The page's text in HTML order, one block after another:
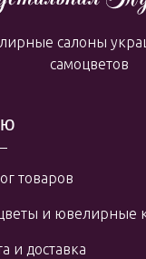
товаров
и ювелирные
и доставка
салоны
самоцветов